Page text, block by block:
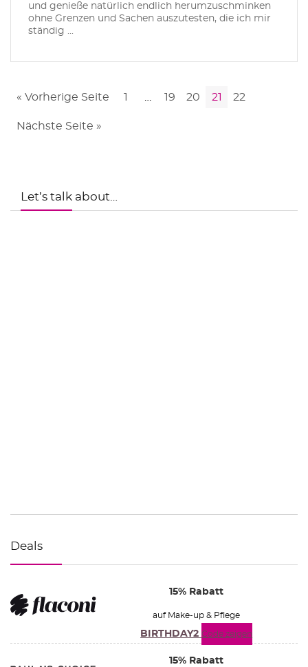
und genieße natürlich endlich herumzuschminken
ohne Grenzen und Sachen auszutesten, die ich mir
ständig ...
« Vorherige Seite 1 19 20 21 22
Nächste Seite »
Let’s talk about…
Deals
15% Rabatt
auf Make-up & Pflege
BIRTHDAY2 Code zeigen
15% Rabatt